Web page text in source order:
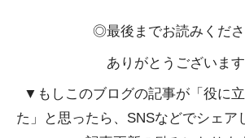
◎最後までお読みくださ
ありがとうございま
▼もしこのブログの記事が「役に
た」と思ったら、SNSなどでシェア